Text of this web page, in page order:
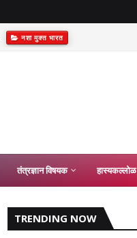
नशा मुक्त भारत
तंत्रज्ञान विषयक हास्यकल्लोळ
TRENDING NOW